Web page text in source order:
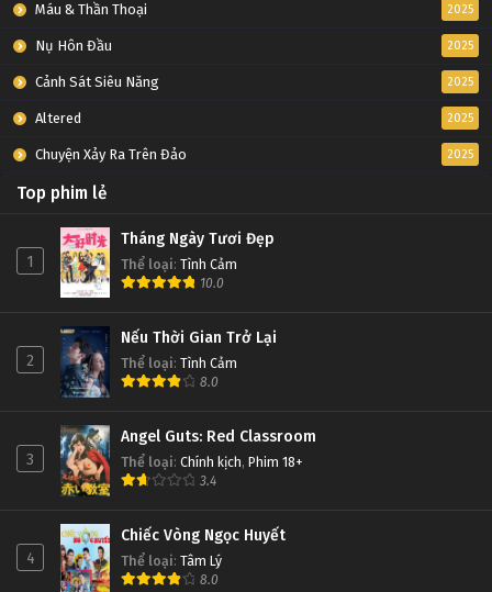
Máu & Thần Thoại 2025
Nụ Hôn Đầu 2025
Cảnh Sát Siêu Năng 2025
Altered 2025
Chuyện Xảy Ra Trên Đảo 2025
Top phim lẻ
1
Tháng Ngày Tươi Đẹp
Thể loại: Tình Cảm
10.0
2
Nếu Thời Gian Trở Lại
Thể loại: Tình Cảm
8.0
3
Angel Guts: Red Classroom
Thể loại: Chính kịch, Phim 18+
3.4
4
Chiếc Vòng Ngọc Huyết
Thể loại: Tâm Lý
8.0